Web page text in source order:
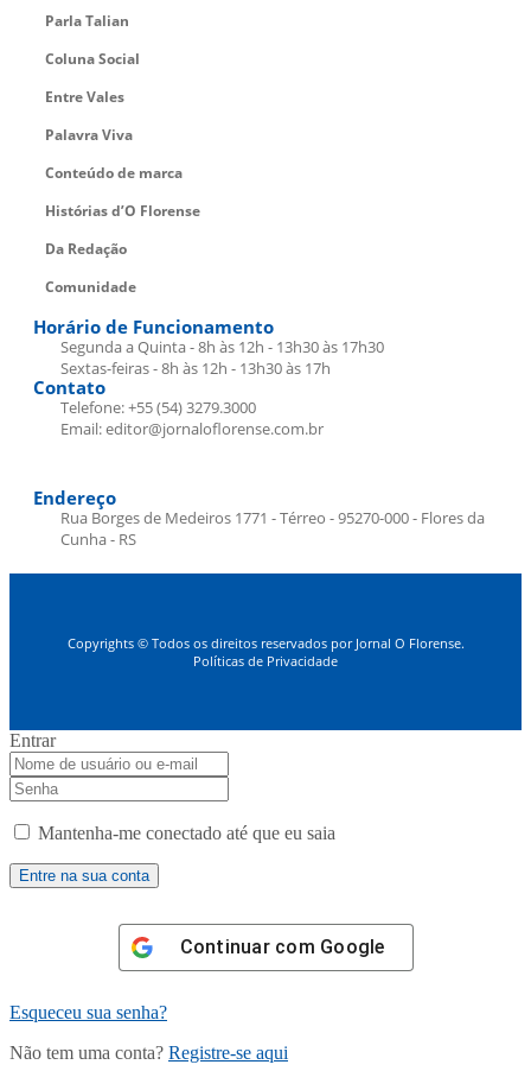
Parla Talian
Coluna Social
Entre Vales
Palavra Viva
Conteúdo de marca
Histórias d’O Florense
Da Redação
Comunidade
Horário de Funcionamento
Segunda a Quinta - 8h às 12h - 13h30 às 17h30
Sextas-feiras - 8h às 12h - 13h30 às 17h
Contato
Telefone: +55 (54) 3279.3000
Email: editor@jornaloflorense.com.br
Endereço
Rua Borges de Medeiros 1771 - Térreo - 95270-000 - Flores da
Cunha - RS
Copyrights © Todos os direitos reservados por Jornal O Florense.
Políticas de Privacidade
Entrar
Mantenha-me conectado até que eu saia
Continuar com Google
Esqueceu sua senha?
Não tem uma conta? Registre-se aqui